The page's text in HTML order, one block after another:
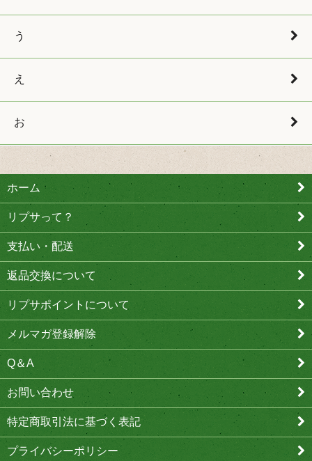
う
え
お
ホーム
リプサって？
支払い・配送
返品交換について
リプサポイントについて
メルマガ登録解除
Q＆A
お問い合わせ
特定商取引法に基づく表記
プライバシーポリシー